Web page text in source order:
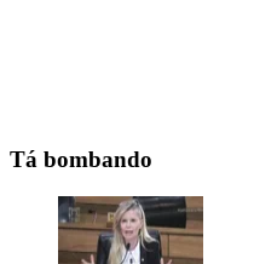
Tá bombando